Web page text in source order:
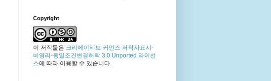
Copyright
이 저작물은 크리에이티브 커먼즈 저작자표시-
비영리-동일조건변경허락 3.0 Unported 라이선
스에 따라 이용할 수 있습니다.